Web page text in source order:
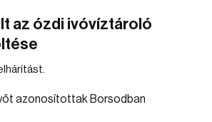
az ózdi ivóvíztároló